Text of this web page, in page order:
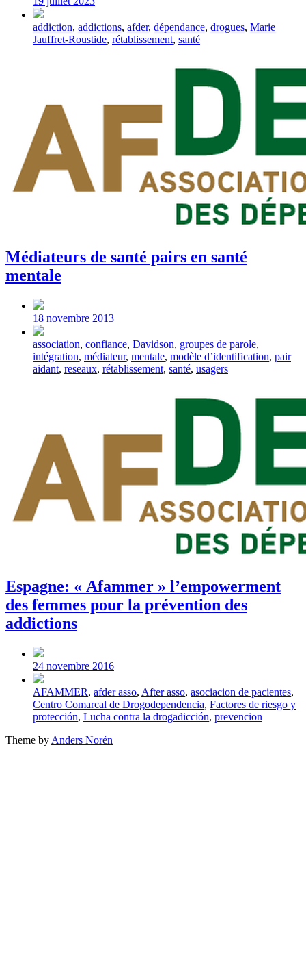
Tagged
with
addiction, addictions, afder, dépendance, drogues, Marie
Jauffret-Roustide, rétablissement, santé
Médiateurs de santé pairs en santé
mentale
Post
date
18 novembre 2013
Tagged
with
association, confiance, Davidson, groupes de parole,
intégration, médiateur, mentale, modèle d’identification, pair
aidant, reseaux, rétablissement, santé, usagers
Espagne: « Afammer » l’empowerment
des femmes pour la prévention des
addictions
Post
date
24 novembre 2016
Tagged
with
AFAMMER, afder asso, After asso, asociacion de pacientes,
Centro Comarcal de Drogodependencia, Factores de riesgo y
protección, Lucha contra la drogadicción, prevencion
Theme by Anders Norén